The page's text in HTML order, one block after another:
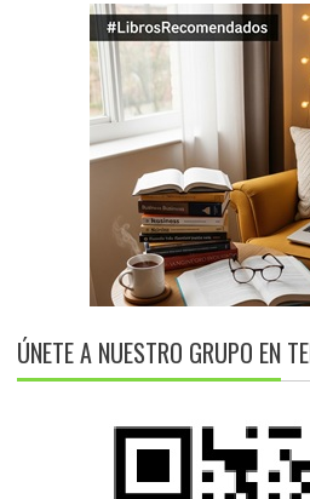
ÚNETE A NUESTRO GRUPO EN